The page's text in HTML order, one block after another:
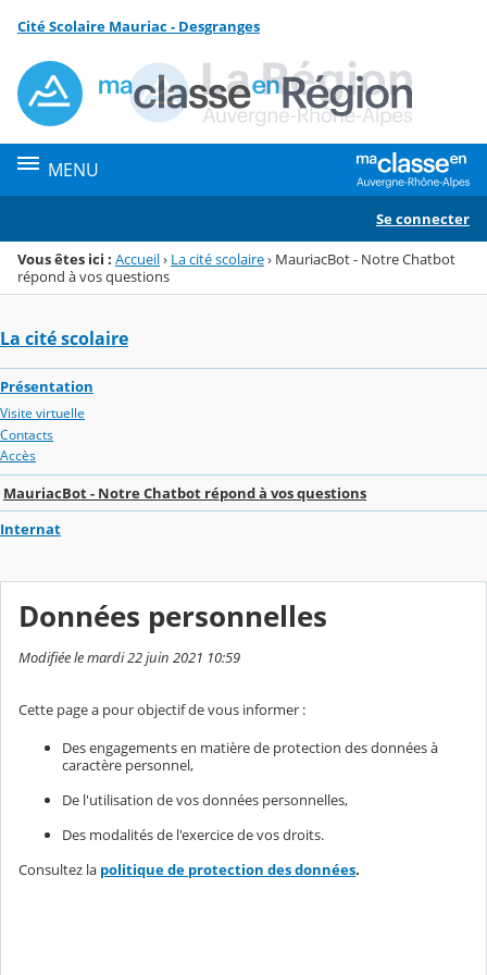
Menu de la rubrique
Contenu
Cité Scolaire Mauriac - Desgranges
MENU
Se connecter
Vous êtes ici : Accueil› La cité scolaire› MauriacBot - Notre Chatbot
répond à vos questions
La cité scolaire
Présentation
Visite virtuelle
Contacts
Accès
MauriacBot - Notre Chatbot répond à vos questions
Internat
Données personnelles
Modifiée le mardi 22 juin 2021 10:59
Cette page a pour objectif de vous informer :
Des engagements en matière de protection des données à
caractère personnel,
De l'utilisation de vos données personnelles,
Des modalités de l'exercice de vos droits.
Consultez la politique de protection des données.